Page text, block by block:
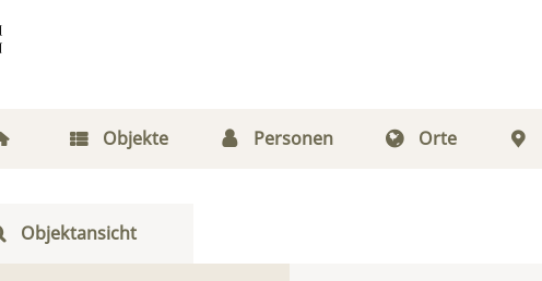
Objekte Personen Orte
Objektansicht